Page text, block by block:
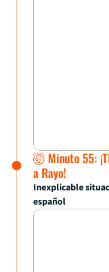
🤯 Minuto 55:
a Rayo!
Inexplicable
español